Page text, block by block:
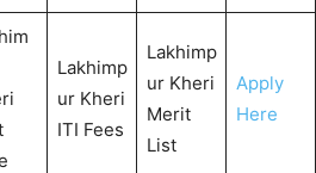
Lakhimp
ur Kheri
ITI Fees
Lakhimp
ur Kheri
Merit
List
Apply
Here